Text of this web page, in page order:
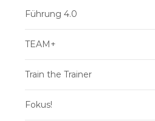
Führung 4.0
TEAM+
Train the Trainer
Fokus!